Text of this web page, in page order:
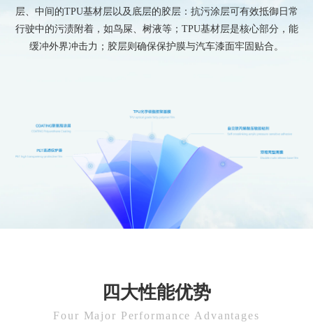
层、中间的TPU基材层以及底层的胶层：抗污涂层可有效抵御日常
行驶中的污渍附着，如鸟屎、树液等；TPU基材层是核心部分，能
缓冲外界冲击力；胶层则确保保护膜与汽车漆面牢固贴合。
四大性能优势
Four Major Performance Advantages